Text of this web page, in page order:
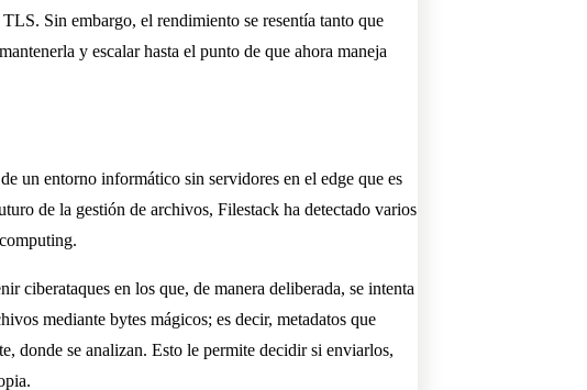
Sin embargo, el rendimiento se resentía tanto que
y escalar hasta el punto de que ahora maneja
un entorno informático sin servidores en el edge que es
de la gestión de archivos, Filestack ha detectado varios
ciberataques en los que, de manera deliberada, se intenta
mediante bytes mágicos; es decir, metadatos que
donde se analizan. Esto le permite decidir si enviarlos,